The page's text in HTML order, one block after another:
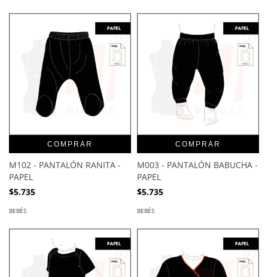
COMPRAR
M102 - PANTALÓN RANITA -
PAPEL
$5.735
BEBÉS
COMPRAR
M003 - PANTALÓN BABUCHA -
PAPEL
$5.735
BEBÉS